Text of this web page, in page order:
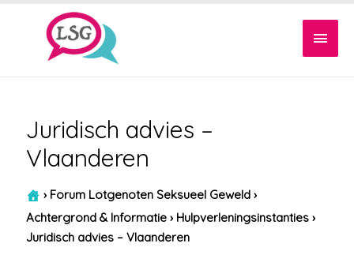
Juridisch advies –
Vlaanderen
› Forum Lotgenoten Seksueel Geweld ›
Achtergrond & Informatie › Hulpverleningsinstanties ›
Juridisch advies – Vlaanderen